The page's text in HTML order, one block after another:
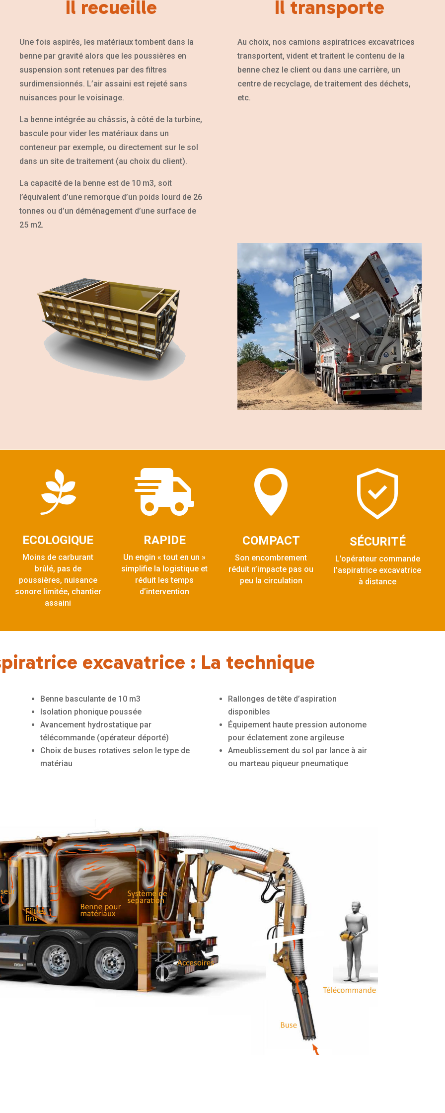
Il recueille
Une fois aspirés, les matériaux tombent dans la
benne par gravité alors que les poussières en
suspension sont retenues par des filtres
surdimensionnés. L’air assaini est rejeté sans
nuisances pour le voisinage.
La benne intégrée au châssis, à côté de la turbine,
bascule pour vider les matériaux dans un
conteneur par exemple, ou directement sur le sol
dans un site de traitement (au choix du client).
La capacité de la benne est de 10 m3, soit
l’équivalent d’une remorque d’un poids lourd de 26
tonnes ou d’un déménagement d’une surface de
25 m2.
Il transporte
Au choix, nos camions aspiratrices excavatrices
transportent, vident et traitent le contenu de la
benne chez le client ou dans une carrière, un
centre de recyclage, de traitement des déchets,
etc.

ECOLOGIQUE
Moins de carburant
brûlé, pas de
poussières, nuisance
sonore limitée, chantier
assaini

RAPIDE
Un engin « tout en un »
simplifie la logistique et
réduit les temps
d’intervention

COMPACT
Son encombrement
réduit n’impacte pas ou
peu la circulation
SÉCURITÉ
L’opérateur commande
l’aspiratrice excavatrice
à distance
excavatrice : La technique
Benne basculante de 10 m3
Isolation phonique poussée
Avancement hydrostatique par
télécommande (opérateur déporté)
Choix de buses rotatives selon le type de
matériau
Rallonges de tête d’aspiration
disponibles
Équipement haute pression autonome
pour éclatement zone argileuse
Ameublissement du sol par lance à air
ou marteau piqueur pneumatique